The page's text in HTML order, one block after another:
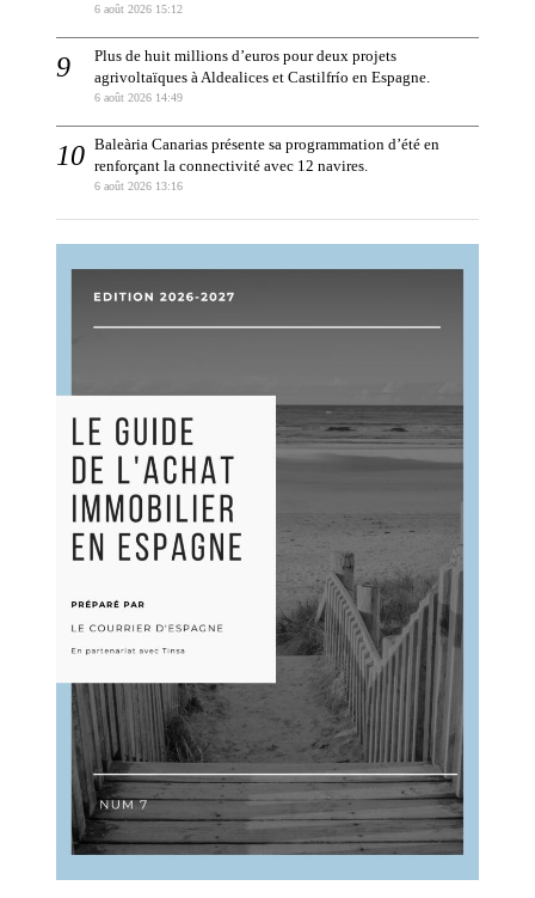
6 août 2026 15:12
Plus de huit millions d’euros pour deux projets
agrivoltaïques à Aldealices et Castilfrío en Espagne.
6 août 2026 14:49
Baleària Canarias présente sa programmation d’été en
renforçant la connectivité avec 12 navires.
6 août 2026 13:16